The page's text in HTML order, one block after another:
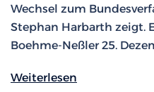
Wechsel zum
Stephan Harbarth zeigt.
Boehme-Neßler 25.
Weiterlesen